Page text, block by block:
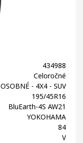
434988
Celoročné
OSOBNÉ - 4X4 - SUV
195/45R16
BluEarth-4S AW21
YOKOHAMA
84
V